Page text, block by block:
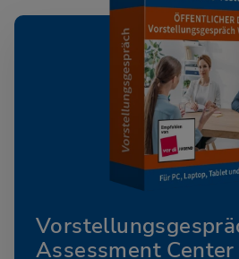
Assessment Center